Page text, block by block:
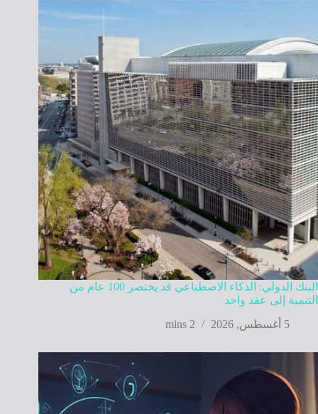
البنك الدولي: الذكاء الاصطناعي قد يختصر 100 عام من
التنمية إلى عقد واحد
5 أغسطس, 2026
2 mins